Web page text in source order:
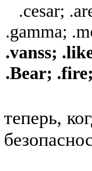
.cesar;
.gamma;
.vanss;
.Bear;
теперь,